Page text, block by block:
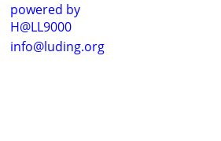
powered by
H@LL9000
info@luding.org